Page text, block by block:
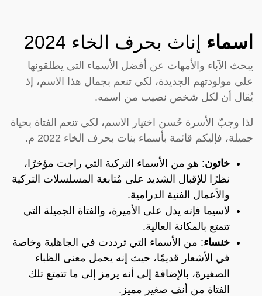
اسماء إناث بحرف الخاء 2024
يبحث الآباء والأمهات عن أفضل الأسماء التي يطلقونها
على مولودتهم الجديدة، لكي تنعم بجمال هذا الاسم، إذ
يُقال أن لكل شخص نصيب من اسمه.
لذا وجبّ الأسرة حُسن اختيار الاسم، لكي تنعم الفتاة بحياة
جميلة، فإليكم قائمة بأسماء بنات بحرف الخاء 2022 م.
خاتون: هو من الأسماء التركية التي راجت مؤخرًا،
نظرًا للإقبال الشديد على مُتابعة المسلسلات التركية
والأعمال الفنية الدرامية.
لاسيما فإنه يدل على الأميرة، والفتاة الجميلة التي
تتمتع بالمكانة العالية.
خنساء: من الأسماء التي ترددت في الجاهلية وخاصة
في الأشعار قديمًا، حيث إنه يحمل معنى الظباء
الصغيرة، بالإضافة إلى أنه يرمز إلى ما تتمتع تلك
الفتاة من أنف صغير مميز.